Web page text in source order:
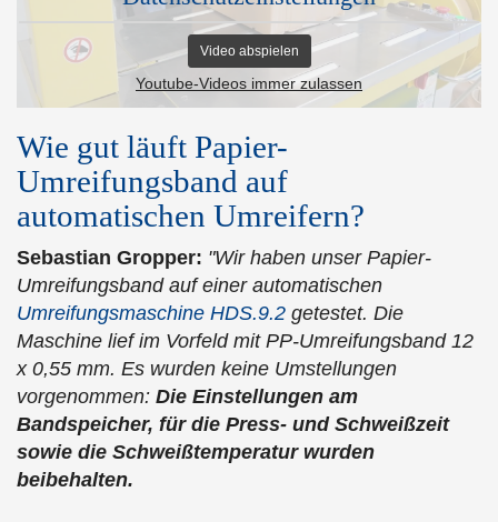
Video abspielen
Youtube-Videos immer zulassen
Wie gut läuft Papier-
Umreifungsband auf
automatischen Umreifern?
Sebastian Gropper: "Wir haben unser Papier-
Umreifungsband auf einer automatischen
Umreifungsmaschine HDS.9.2 getestet. Die
Maschine lief im Vorfeld mit PP-Umreifungsband 12
x 0,55 mm. Es wurden keine Umstellungen
vorgenommen: Die Einstellungen am
Bandspeicher, für die Press- und Schweißzeit
sowie die Schweißtemperatur wurden
beibehalten.